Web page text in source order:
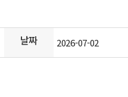
날짜 2026-07-02